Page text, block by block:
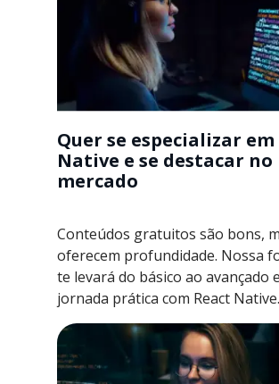
Quer se especializar em
Native e se destacar no
mercado
Conteúdos gratuitos são bons,
oferecem profundidade. Nossa
te levará do básico ao avançado
jornada prática com React Native.